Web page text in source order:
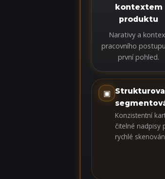
kontextem
produktu
Narativy a
pracovního
první pohled.
▣
Konzistentní
čitelné nadpisy
rychlé